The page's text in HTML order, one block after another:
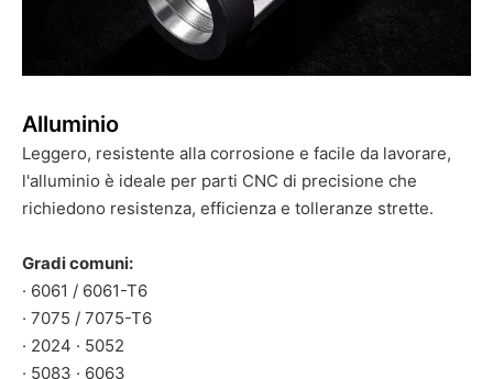
Alluminio
Leggero, resistente alla corrosione e facile da lavorare,
l'alluminio è ideale per parti CNC di precisione che
richiedono resistenza, efficienza e tolleranze strette.
Gradi comuni:
· 6061 / 6061-T6
· 7075 / 7075-T6
· 2024 · 5052
· 5083 · 6063